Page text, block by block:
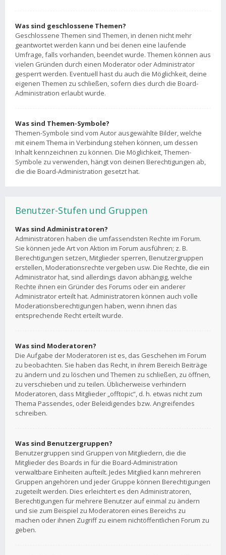
Was sind geschlossene Themen?
Geschlossene Themen sind Themen, in denen nicht mehr
geantwortet werden kann und bei denen eine laufende
Umfrage, falls vorhanden, beendet wurde. Themen können aus
vielen Gründen durch einen Moderator oder Administrator
gesperrt werden. Eventuell hast du auch die Möglichkeit, deine
eigenen Themen zu schließen, sofern dies durch die Board-
Administration erlaubt wurde.
Was sind Themen-Symbole?
Themen-Symbole sind vom Autor ausgewählte Bilder, welche
mit einem Thema in Verbindung stehen können, um dessen
Inhalt kennzeichnen zu können. Die Möglichkeit, Themen-
Symbole zu verwenden, hängt von deinen Berechtigungen ab,
die die Board-Administration gesetzt hat.
Benutzer-Stufen und Gruppen
Was sind Administratoren?
Administratoren haben die umfassendsten Rechte im Forum.
Sie können jede Art von Aktion im Forum ausführen; z. B.
Berechtigungen setzen, Mitglieder sperren, Benutzergruppen
erstellen, Moderationsrechte vergeben usw. Die Rechte, die ein
Administrator hat, sind allerdings davon abhängig, welche
Rechte ihnen ein Gründer des Forums oder ein anderer
Administrator erteilt hat. Administratoren können auch volle
Moderationsberechtigungen haben, wenn ihnen das
entsprechende Recht erteilt wurde.
Was sind Moderatoren?
Die Aufgabe der Moderatoren ist es, das Geschehen im Forum
zu beobachten. Sie haben das Recht, in ihrem Bereich Beiträge
zu ändern und zu löschen und Themen zu schließen, zu öffnen,
zu verschieben und zu teilen. Üblicherweise verhindern
Moderatoren, dass Mitglieder „offtopic“, d. h. etwas nicht zum
Thema Passendes, oder Beleidigendes bzw. Angreifendes
schreiben.
Was sind Benutzergruppen?
Benutzergruppen sind Gruppen von Mitgliedern, die die
Mitglieder des Boards in für die Board-Administration
verwaltbare Einheiten aufteilt. Jedes Mitglied kann mehreren
Gruppen angehören und jeder Gruppe können Berechtigungen
zugeteilt werden. Dies erleichtert es den Administratoren,
Berechtigungen für mehrere Benutzer auf einmal zu ändern
und sie zum Beispiel zu Moderatoren eines Bereichs zu
machen oder ihnen Zugriff zu einem nichtöffentlichen Forum zu
geben.